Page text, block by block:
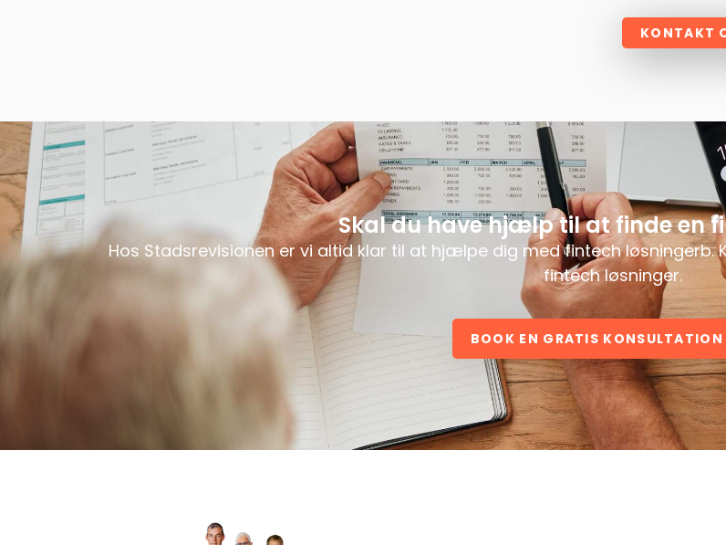
KONTAKT
Skal du have hjælp til at finde en
Hos Stadsrevisionen er vi altid klar til at hjælpe dig med fintech
fintech løsninger.
BOOK EN GRATIS KONSULTATION